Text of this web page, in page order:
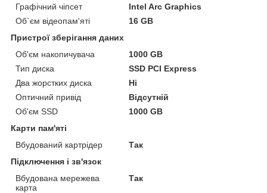
Графічний чіпсет
Intel Arc Graphics
Об`єм відеопам'яті
16 GB
Пристрої зберігання даних
Об'єм накопичувача
1000 GB
Тип диска
SSD PCI Express
Два жорстких диска
Ні
Оптичний привід
Відсутній
Об'єм SSD
1000 GB
Карти пам'яті
Вбудований картрідер
Так
Підключення і зв'язок
Вбудована мережева
карта
Так